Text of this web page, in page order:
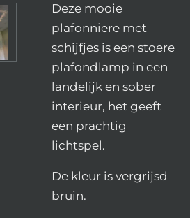
Deze mooie
plafonniere met
schijfjes is een stoere
plafondlamp in een
landelijk en sober
interieur, het geeft
een prachtig
lichtspel.
De kleur is vergrijsd
bruin.